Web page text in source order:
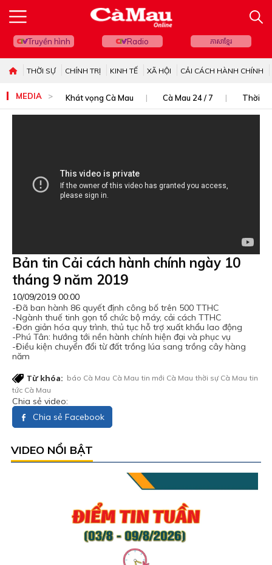
Truyền hình Radio ភាសាខ្មែរ
THỜI SỰ CHÍNH TRỊ KINH TẾ XÃ HỘI CẢI CÁCH HÀNH CHÍNH
MEDIA Khát vọng Cà Mau Cà Mau 24 / 7 Thời sự
Bản tin Cải cách hành chính ngày 10
tháng 9 năm 2019
10/09/2019 00:00
-Đã ban hành 86 quyết định công bố trên 500 TTHC
-Ngành thuế tinh gọn tổ chức bộ máy, cải cách TTHC
-Đơn giản hóa quy trình, thủ tục hỗ trợ xuất khẩu lao động
-Phú Tân: hướng tới nền hành chính hiện đại và phục vụ
-Điều kiện chuyển đổi từ đất trồng lúa sang trồng cây hàng
năm
Từ khóa: báo Cà Mau Cà Mau tin mới Cà Mau thời sự Cà Mau tin
tức Cà Mau
Chia sẻ video:
Chia sẻ Facebook
VIDEO NỔI BẬT